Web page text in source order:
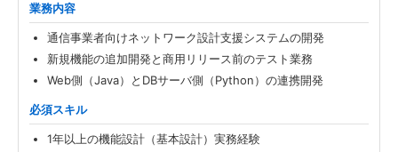
業務内容
通信事業者向けネットワーク設計支援システムの開発
新規機能の追加開発と商用リリース前のテスト業務
Web側（Java）とDBサーバ側（Python）の連携開発
必須スキル
1年以上の機能設計（基本設計）実務経験